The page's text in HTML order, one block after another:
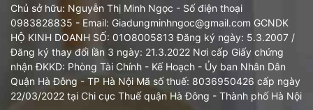
Chủ sở hữu: Nguyễn Thị Minh Ngọc - Số điện thoại
0983828835 - Email: Giadungminhngoc@gmail.com GCNDK
HỘ KINH DOANH SỐ: 01O8005813 Đăng ký ngày: 5.3.2007 /
Đăng ký thay đổi lần 3 ngày: 21.3.2022 Nơi cấp Giấy chứng
nhận ĐKKD: Phòng Tài Chính - Kế Hoạch - Ủy ban Nhân Dân
Quận Hà Đông - TP Hà Nội Mã số thuế: 8036950426 cấp ngày
22/03/2022 tại Chi cục Thuế quận Hà Đông - Thành phố Hà Nội